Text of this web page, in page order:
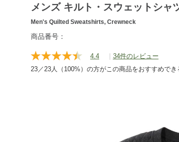
メンズ キルト・スウェットシャ
Men's Quilted Sweatshirts, Crewneck
https://www.llbean.co.jp/mens/tops/sweatshirts/
商品番号：
4.4
レ
ビ
| 34件のレビュー
23／23人（100%）の方がこの商品をおすすめでき